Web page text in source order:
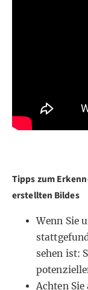
Tipps zum
erstellten Bildes
Wenn Sie
sehen ist:
Achten